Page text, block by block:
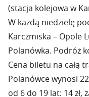
(stacja kolejowa w
W każdą niedzielę
Karczmiska – Opole
Polanówka. Podróż
Cena biletu na całą
Polanówce wynosi 22
od 6 do 19 lat: 14 zł,